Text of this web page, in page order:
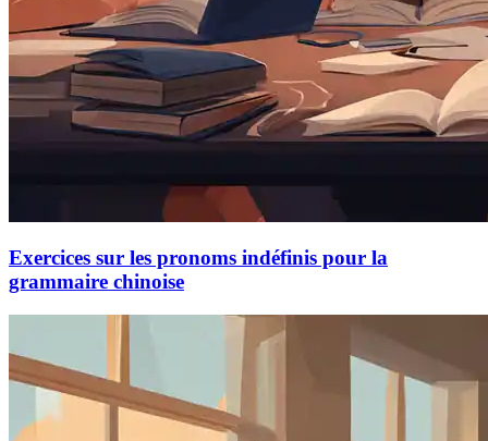
Exercices sur les pronoms indéfinis pour la
grammaire chinoise